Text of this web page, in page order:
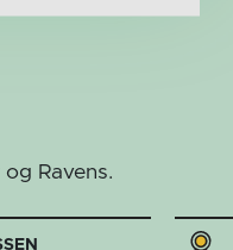
Ravens.